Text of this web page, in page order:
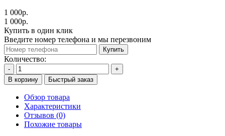
1 000р.
1 000р.
Купить в один клик
Введите номер телефона и мы перезвоним
Купить
Количество:
-
+
В корзину
Быстрый заказ
Обзор товара
Характеристики
Отзывов (0)
Похожие товары